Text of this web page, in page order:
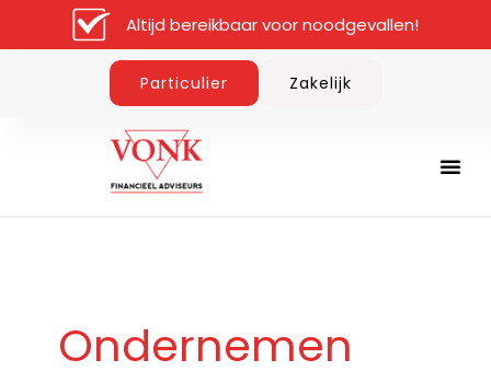
Altijd bereikbaar voor noodgevallen!
Particulier Zakelijk
Ondernemen